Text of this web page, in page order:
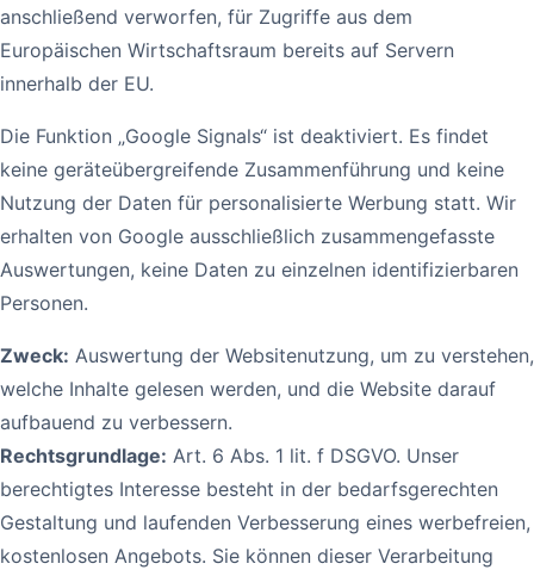
anschließend verworfen, für Zugriffe aus dem
Europäischen Wirtschaftsraum bereits auf Servern
innerhalb der EU.
Die Funktion „Google Signals“ ist deaktiviert. Es findet
keine geräteübergreifende Zusammenführung und keine
Nutzung der Daten für personalisierte Werbung statt. Wir
erhalten von Google ausschließlich zusammengefasste
Auswertungen, keine Daten zu einzelnen identifizierbaren
Personen.
Zweck: Auswertung der Websitenutzung, um zu verstehen,
welche Inhalte gelesen werden, und die Website darauf
aufbauend zu verbessern.
Rechtsgrundlage: Art. 6 Abs. 1 lit. f DSGVO. Unser
berechtigtes Interesse besteht in der bedarfsgerechten
Gestaltung und laufenden Verbesserung eines werbefreien,
kostenlosen Angebots. Sie können dieser Verarbeitung